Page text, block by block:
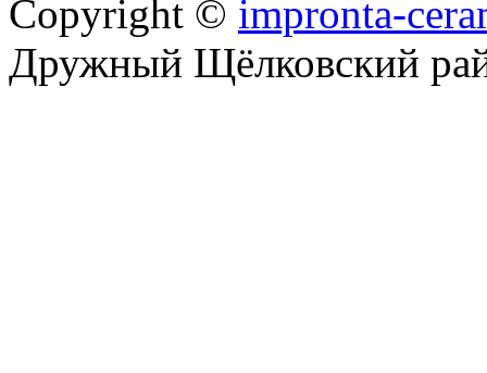
Copyright © impronta-
Дружный Щёлковский